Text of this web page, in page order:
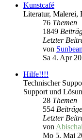
Kunstcafé
Literatur, Malerei,
76 Themen
1849
Letzter
von
Sa 4. Apr
Hilfe!!!!
Technischer
Support und
28 Themen
554 Beiträge
Letzter
von Abischai
Mo 5. Mai